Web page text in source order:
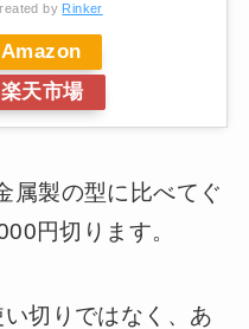
by Rinker
Amazon
楽天市場
属製の型に比べてぐ
円切ります。
い切りではなく、あ